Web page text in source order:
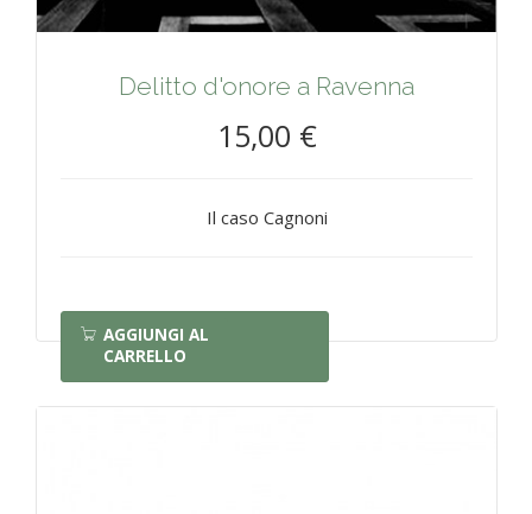
Delitto d'onore a Ravenna
15,00 €
Il caso Cagnoni
AGGIUNGI AL
CARRELLO